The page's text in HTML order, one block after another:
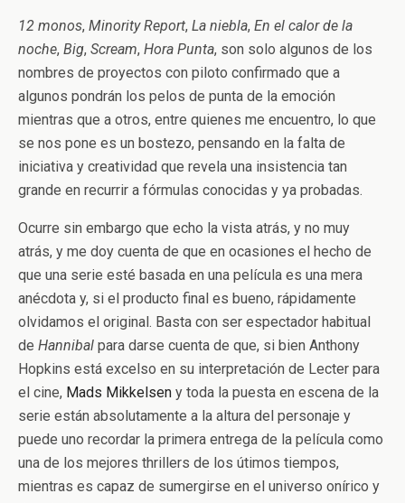
12 monos, Minority Report, La niebla, En el calor de la
noche, Big, Scream, Hora Punta, son solo algunos de los
nombres de proyectos con piloto confirmado que a
algunos pondrán los pelos de punta de la emoción
mientras que a otros, entre quienes me encuentro, lo que
se nos pone es un bostezo, pensando en la falta de
iniciativa y creatividad que revela una insistencia tan
grande en recurrir a fórmulas conocidas y ya probadas.
Ocurre sin embargo que echo la vista atrás, y no muy
atrás, y me doy cuenta de que en ocasiones el hecho de
que una serie esté basada en una película es una mera
anécdota y, si el producto final es bueno, rápidamente
olvidamos el original. Basta con ser espectador habitual
de Hannibal para darse cuenta de que, si bien Anthony
Hopkins está excelso en su interpretación de Lecter para
el cine, Mads Mikkelsen y toda la puesta en escena de la
serie están absolutamente a la altura del personaje y
puede uno recordar la primera entrega de la película como
una de los mejores thrillers de los útimos tiempos,
mientras es capaz de sumergirse en el universo onírico y